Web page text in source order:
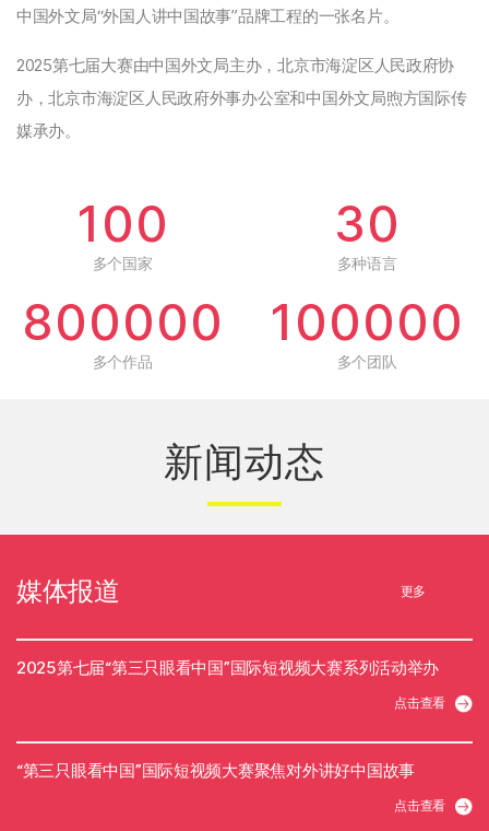
中国外文局“外国人讲中国故事”品牌工程的一张名片。
2025第七届大赛由中国外文局主办，北京市海淀区人民政府协
办，北京市海淀区人民政府外事办公室和中国外文局煦方国际传
媒承办。
100
多个国家
30
多种语言
800000
多个作品
100000
多个团队
新闻动态
媒体报道 更多
2025第七届“第三只眼看中国”国际短视频大赛系列活动举办
点击查看
“第三只眼看中国”国际短视频大赛聚焦对外讲好中国故事
点击查看